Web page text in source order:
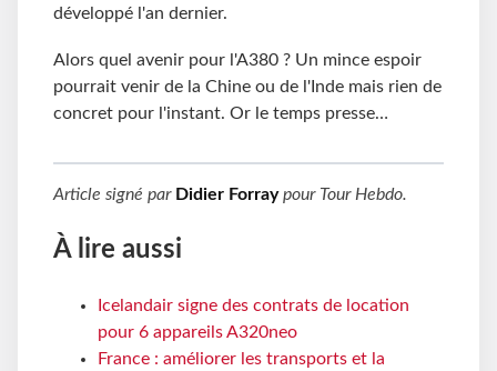
développé l'an dernier.
Alors quel avenir pour l'A380 ? Un mince espoir
pourrait venir de la Chine ou de l'Inde mais rien de
concret pour l'instant. Or le temps presse…
Article signé par Didier Forraypour Tour Hebdo.
À lire aussi
Icelandair signe des contrats de location
pour 6 appareils A320neo
France : améliorer les transports et la